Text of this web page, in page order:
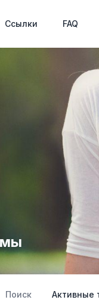
Ссылки FAQ
Поиск Активные